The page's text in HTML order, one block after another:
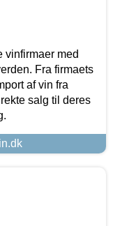
vinfirmaer med
Fra firmaets
af vin fra
salg til deres